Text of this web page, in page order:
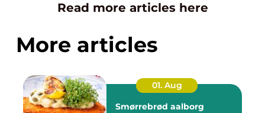
Read more articles here
More articles
01. Aug
Smørrebrød aalborg